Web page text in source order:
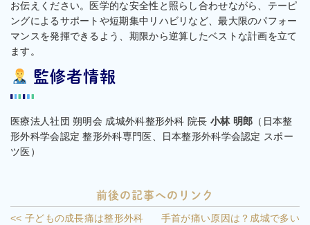
お伝えください。医学的な安全性と照らし合わせながら、テーピ
ングによるサポートや短期集中リハビリなど、最大限のパフォー
マンスを発揮できるよう、期限から逆算したベストな計画を立て
ます。
監修者情報
医療法人社団 朔明会 成城外科整形外科 院長 小林 明郎 （日本整
形外科学会認定 整形外科専門医、日本整形外科学会認定 スポー
ツ医）
前後の記事へのリンク
<< 子どもの成長痛は整形外科
手首が痛い原因は？成城で多い